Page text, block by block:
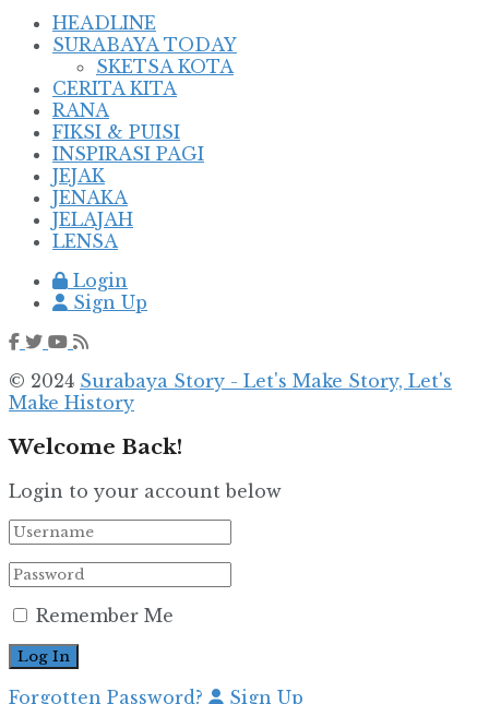
HEADLINE
SURABAYA TODAY
SKETSA KOTA
CERITA KITA
RANA
FIKSI & PUISI
INSPIRASI PAGI
JEJAK
JENAKA
JELAJAH
LENSA
Login
Sign Up
© 2024 Surabaya Story - Let's Make Story, Let's
Make History
Welcome Back!
Login to your account below
Remember Me
Forgotten Password? Sign Up